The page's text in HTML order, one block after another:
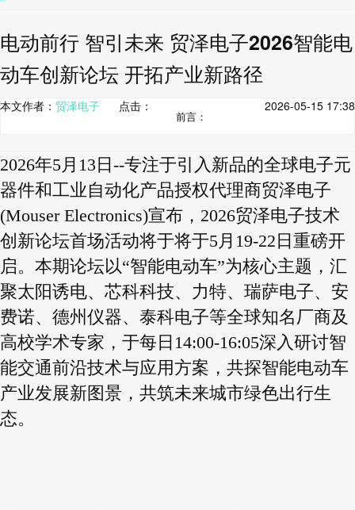
电动前行 智引未来 贸泽电子2026智能电
动车创新论坛 开拓产业新路径
本文作者： 贸泽电子 点击： 2026-05-15 17:38
前言：
2026年5月13日--专注于引入新品的全球电子元
器件和工业自动化产品授权代理商贸泽电子
(Mouser Electronics)宣布，2026贸泽电子技术
创新论坛首场活动将于将于5月19-22日重磅开
启。本期论坛以“智能电动车”为核心主题，汇
聚太阳诱电、芯科科技、力特、瑞萨电子、安
费诺、德州仪器、泰科电子等全球知名厂商及
高校学术专家，于每日14:00-16:05深入研讨智
能交通前沿技术与应用方案，共探智能电动车
产业发展新图景，共筑未来城市绿色出行生
态。